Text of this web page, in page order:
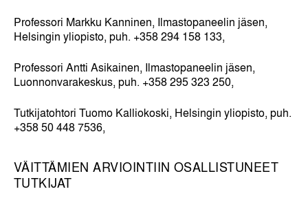
Professori Markku Kanninen, Ilmastopaneelin jäsen,
Helsingin yliopisto, puh. +358 294 158 133,
Professori Antti Asikainen, Ilmastopaneelin jäsen,
Luonnonvarakeskus, puh. +358 295 323 250,
Tutkijatohtori Tuomo Kalliokoski, Helsingin yliopisto, puh.
+358 50 448 7536,
VÄITTÄMIEN ARVIOINTIIN OSALLISTUNEET
TUTKIJAT